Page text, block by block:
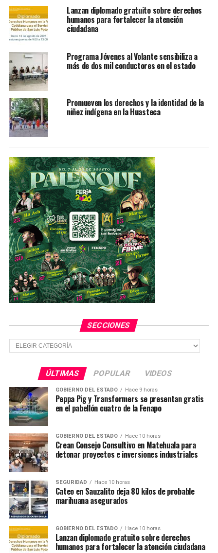
próximo martes 29 de octubre a las 8:30 de la mañana.
la vinculación a proceso, contra Alejandro “N”.
TEMAS RELACIONADOS FEATURED
YA VIENE
Representarán tres municipios a SLP en el Tianguis de
Pueblos Mágicos
NO TE PIERDAS
Toma posesión nuevo director de la UICSLP en Ciudad
Valles
Lanzan diplomado gratuito sobre derechos
humanos para fortalecer la atención
ciudadana
Programa Jóvenes al Volante sensibiliza a
más de dos mil conductores en el estado
Promueven los derechos y la identidad de la
niñez indígena en la Huasteca
SECCIONES
Secciones
ÚLTIMAS POPULAR VIDEOS
GOBIERNO DEL ESTADO Hace 9 horas
Peppa Pig y Transformers se presentan gratis
en el pabellón cuatro de la Fenapo
GOBIERNO DEL ESTADO Hace 10 horas
Crean Consejo Consultivo en Matehuala para
detonar proyectos e inversiones industriales
SEGURIDAD Hace 10 horas
Cateo en Sauzalito deja 80 kilos de probable
marihuana asegurados
GOBIERNO DEL ESTADO Hace 10 horas
Lanzan diplomado gratuito sobre derechos
humanos para fortalecer la atención ciudadana